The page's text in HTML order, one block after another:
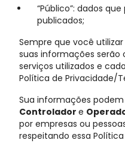
“Público”: dados
publicados;
Sempre que você
suas informações
serviços utilizados e
Política de Privacidade/
Sua informações
Controlador e
por empresas ou
respeitando essa